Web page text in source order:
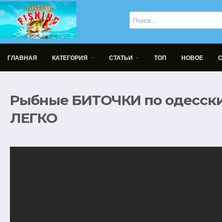
ГЛАВНАЯ КАТЕГОРИЯ СТАТЬИ ТОП НОВОЕ
Рыбные БИТОЧКИ по
ЛЕГКО